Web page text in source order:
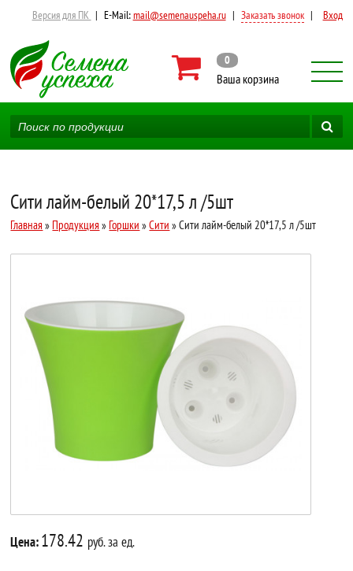
Версия для ПК | E-Mail:mail@semenauspeha.ru | Заказать звонок | Вход
0
Ваша корзина
Сити лайм-белый 20*17,5 л /5шт
Главная » Продукция » Горшки »Сити » Сити лайм-белый 20*17,5 л /5шт
Цена:178.42 руб. за ед.